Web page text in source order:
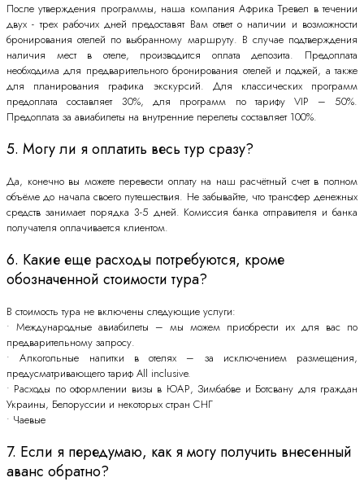
После утверждения программы, наша компания Африка Тревел в течении
двух - трех рабочих дней предоставят Вам ответ о наличии и возможности
бронирования отелей по выбранному маршруту. В случае подтверждения
наличия мест в отеле, производится оплата депозита. Предоплата
необходима для предварительного бронирования отелей и лоджей, а также
для планирования графика экскурсий. Для классических программ
предоплата составляет 30%, для программ по тарифу VIP – 50%.
Предоплата за авиабилеты на внутренние перелеты составляет 100%.
5. Могу ли я оплатить весь тур сразу?
Да, конечно вы можете перевести оплату на наш расчётный счет в полном
объёме до начала своего путешествия. Не забывайте, что трансфер денежных
средств занимает порядка 3-5 дней. Комиссия банка отправителя и банка
получателя оплачивается клиентом.
6. Какие еще расходы потребуются, кроме
обозначенной стоимости тура?
В стоимость тура не включены следующие услуги:
• Международные авиабилеты – мы можем приобрести их для вас по
предварительному запросу.
• Алкогольные напитки в отелях – за исключением размещения,
предусматривающего тариф All inclusive.
• Расходы по оформлении визы в ЮАР, Зимбабве и Ботсвану для граждан
Украины, Белоруссии и некоторых стран СНГ
• Чаевые
7. Если я передумаю, как я могу получить внесенный
аванс обратно?